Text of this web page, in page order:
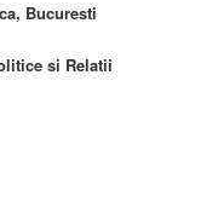
Bucuresti
si Relatii